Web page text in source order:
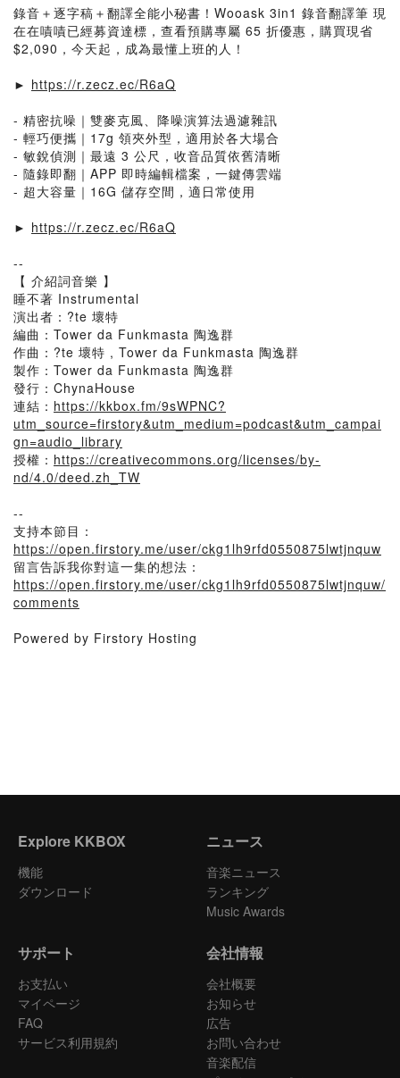
錄音＋逐字稿＋翻譯全能小秘書！Wooask 3in1 錄音翻譯筆 現
在在嘖嘖已經募資達標，查看預購專屬 65 折優惠，購買現省
$2,090，今天起，成為最懂上班的人！
► https://r.zecz.ec/R6aQ
- 精密抗噪｜雙麥克風、降噪演算法過濾雜訊
- 輕巧便攜｜17g 領夾外型，適用於各大場合
- 敏銳偵測｜最遠 3 公尺，收音品質依舊清晰
- 隨錄即翻｜APP 即時編輯檔案，一鍵傳雲端
- 超大容量｜16G 儲存空間，適日常使用
► https://r.zecz.ec/R6aQ
--
【 介紹詞音樂 】
睡不著 Instrumental
演出者：?te 壞特
編曲：Tower da Funkmasta 陶逸群
作曲：?te 壞特 , Tower da Funkmasta 陶逸群
製作：Tower da Funkmasta 陶逸群
發行：ChynaHouse
連結： https://kkbox.fm/9sWPNC?
utm_source=firstory&utm_medium=podcast&utm_campai
gn=audio_library
授權： https://creativecommons.org/licenses/by-
nd/4.0/deed.zh_TW
--
支持本節目：
https://open.firstory.me/user/ckg1lh9rfd0550875lwtjnquw
留言告訴我你對這一集的想法：
https://open.firstory.me/user/ckg1lh9rfd0550875lwtjnquw/
comments
Powered by Firstory Hosting
Explore KKBOX
機能
ダウンロード
ニュース
音楽ニュース
ランキング
Music Awards
サポート
お支払い
マイページ
FAQ
サービス利用規約
会社情報
会社概要
お知らせ
広告
お問い合わせ
音楽配信